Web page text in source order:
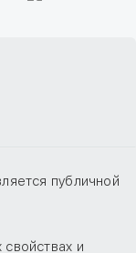
публичной
и